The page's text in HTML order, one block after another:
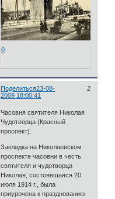
0
Поделиться 2
23-08-
2009 18:00:41
Часовня святителя Николая
Чудотворца (Красный
проспект).
Закладка на Николаевском
проспекте часовни в честь
святителя и чудотворца
Николая, состоявшаяся 20
июля 1914 г., была
приурочена к празднованию